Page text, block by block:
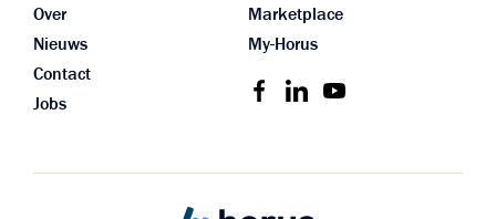
Over
Nieuws
Contact
Jobs
Marketplace
My-Horus